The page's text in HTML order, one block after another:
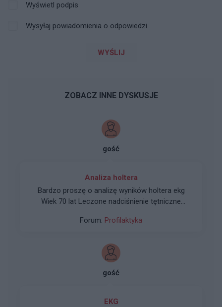
Wyświetl podpis
Wysyłaj powiadomienia o odpowiedzi
WYŚLIJ
ZOBACZ INNE DYSKUSJE
gość
Analiza holtera
Bardzo proszę o analizę wyników holtera ekg
Wiek 70 lat Leczone nadciśnienie tętniczne
Forum: Profilaktyka
gość
EKG